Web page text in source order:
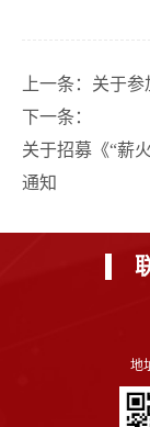
上一条： 关于参
下一条：
关于招募《“薪
通知
地